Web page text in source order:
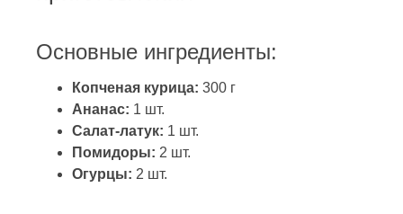
Основные ингредиенты:
Копченая курица: 300 г
Ананас: 1 шт.
Салат-латук: 1 шт.
Помидоры: 2 шт.
Огурцы: 2 шт.